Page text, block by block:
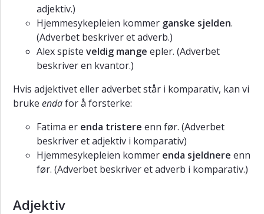
adjektiv.)
Hjemmesykepleien kommer ganske sjelden.
(Adverbet beskriver et adverb.)
Alex spiste veldig mange epler. (Adverbet
beskriver en kvantor.)
Hvis adjektivet eller adverbet står i komparativ, kan vi
bruke endafor å forsterke:
Fatima er enda tristere enn før. (Adverbet
beskriver et adjektiv i komparativ)
Hjemmesykepleien kommer enda sjeldnere enn
før. (Adverbet beskriver et adverb i komparativ.)
Adjektiv